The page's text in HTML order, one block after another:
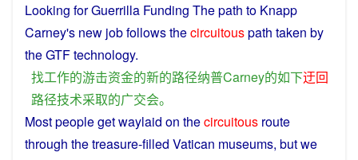
Looking forGuerrilla Funding Thepath to Knapp
Carney's new jobfollowsthecircuitouspath taken by
the GTFtechnology.
找工作的游击资金的新的路径纳普Carney的如下迂回
路径技术采取的广交会。
Mostpeoplegetwaylaid on thecircuitous route
through thetreasure-filled Vatican museums, butwe